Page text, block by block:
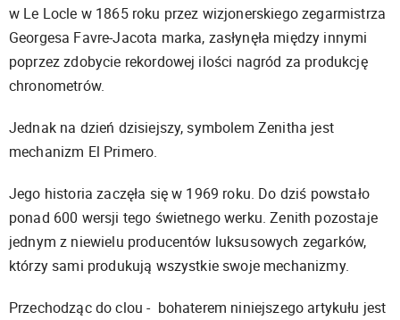
w Le Locle w 1865 roku przez wizjonerskiego zegarmistrza
Georgesa Favre-Jacota marka, zasłynęła między innymi
poprzez zdobycie rekordowej ilości nagród za produkcję
chronometrów.
Jednak na dzień dzisiejszy, symbolem Zenitha jest
mechanizm El Primero.
Jego historia zaczęła się w 1969 roku. Do dziś powstało
ponad 600 wersji tego świetnego werku. Zenith pozostaje
jednym z niewielu producentów luksusowych zegarków,
którzy sami produkują wszystkie swoje mechanizmy.
Przechodząc do clou - bohaterem niniejszego artykułu jest